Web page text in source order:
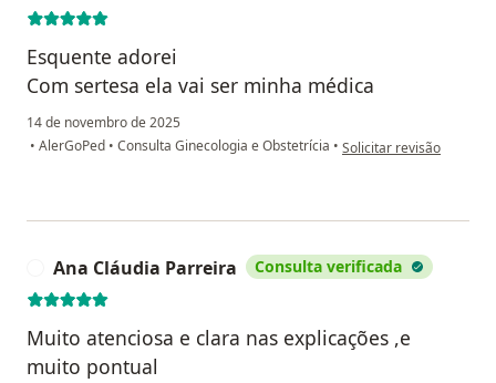
Esquente adorei
Com sertesa ela vai ser minha médica
14 de novembro de 2025
• AlerGoPed • Consulta Ginecologia e Obstetrícia • na opinião do utilizador
Solicitar revisão
Ana Cláudia Parreira Consulta verificada
Muito atenciosa e clara nas explicações ,e
muito pontual